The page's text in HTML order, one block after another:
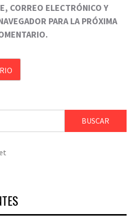
CORREO ELECTRÓNICO Y
PARA LA PRÓXIMA